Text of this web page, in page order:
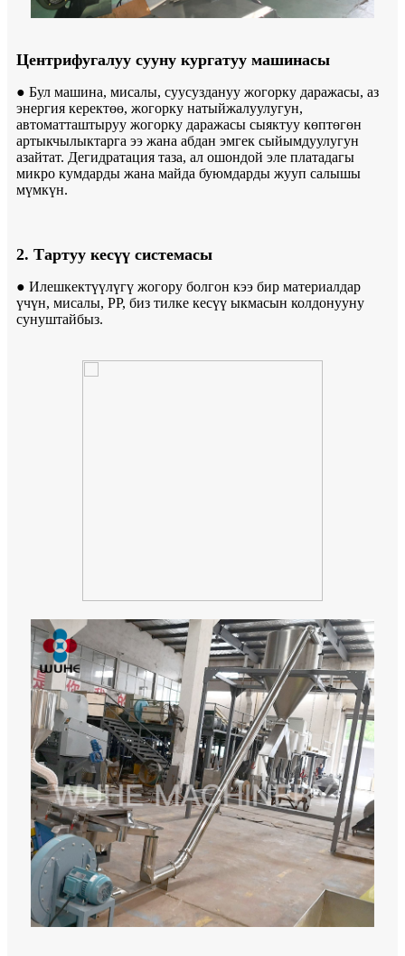
Центрифугалуу сууну кургатуу машинасы
● Бул машина, мисалы, суусуздануу жогорку даражасы, аз
энергия керектөө, жогорку натыйжалуулугун,
автоматташтыруу жогорку даражасы сыяктуу көптөгөн
артыкчылыктарга ээ жана абдан эмгек сыйымдуулугун
азайтат. Дегидратация таза, ал ошондой эле платадагы
микро кумдарды жана майда буюмдарды жууп салышы
мүмкүн.
2. Тартуу кесүү системасы
● Илешкектүүлүгү жогору болгон кээ бир материалдар
үчүн, мисалы, PP, биз тилке кесүү ыкмасын колдонууну
сунуштайбыз.